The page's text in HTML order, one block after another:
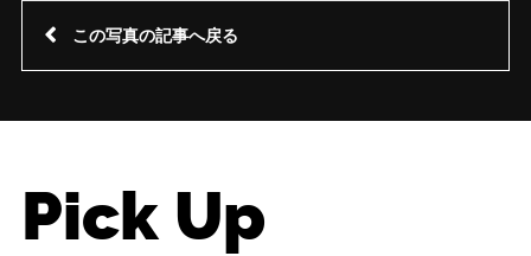
この写真の記事へ戻る
Pick Up